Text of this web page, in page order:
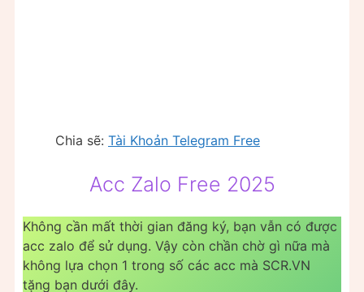
Chia sẽ: Tài Khoản Telegram Free
Acc Zalo Free 2025
Không cần mất thời gian đăng ký, bạn vẫn có được
acc zalo để sử dụng. Vậy còn chần chờ gì nữa mà
không lựa chọn 1 trong số các acc mà SCR.VN
tặng bạn dưới đây.